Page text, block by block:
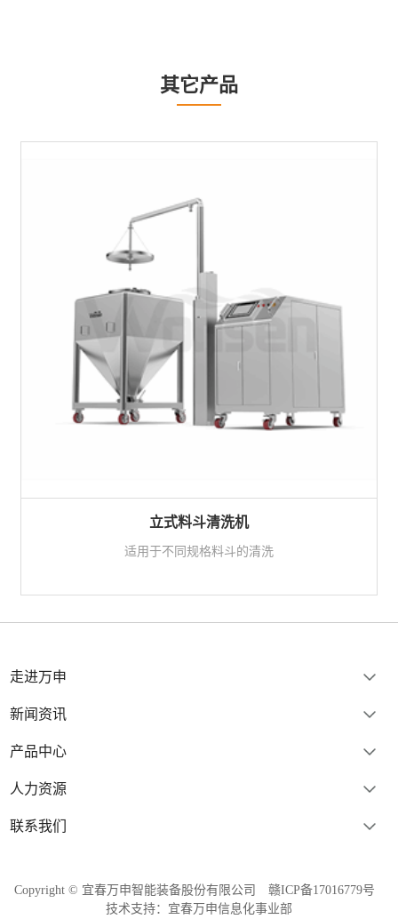
其它产品
立式料斗清洗机
适用于不同规格料斗的清洗
走进万申
新闻资讯
产品中心
人力资源
联系我们
Copyright © 宜春万申智能装备股份有限公司
赣ICP备17016779号
技术支持：宜春万申信息化事业部